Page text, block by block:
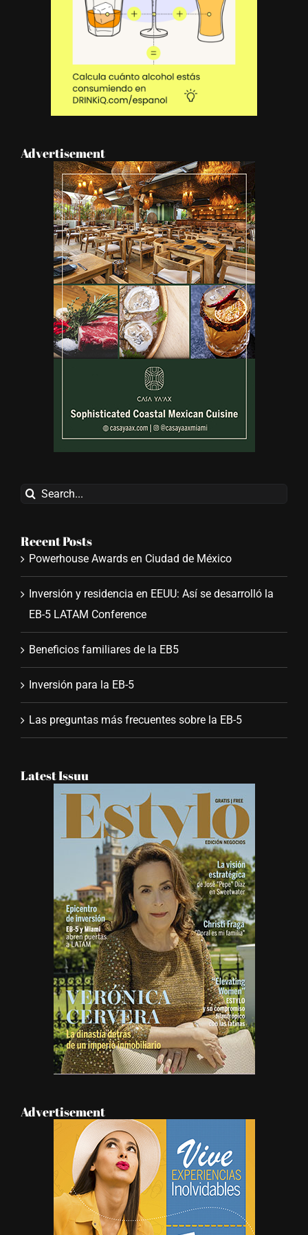
Advertisement
Search
Recent Posts
Powerhouse Awards en Ciudad de México
Inversión y residencia en EEUU: Así se desarrolló la
EB-5 LATAM Conference
Beneficios familiares de la EB5
Inversión para la EB-5
Las preguntas más frecuentes sobre la EB-5
Latest Issuu
Advertisement